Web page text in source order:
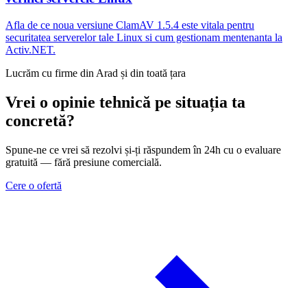
Afla de ce noua versiune ClamAV 1.5.4 este vitala pentru
securitatea serverelor tale Linux si cum gestionam mentenanta la
Activ.NET.
Lucrăm cu firme din Arad și din toată țara
Vrei o opinie tehnică pe situația ta
concretă?
Spune-ne ce vrei să rezolvi și-ți răspundem în 24h cu o evaluare
gratuită — fără presiune comercială.
Cere o ofertă